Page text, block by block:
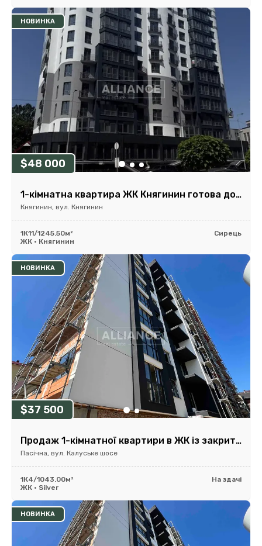
НОВИНКА
$48 000
1-кімнатна квартира ЖК Княгинин готова до ремонту
Княгинин, вул. Княгинин
1К11/1245.50м²
Сирець
ЖК • Княгинин
НОВИНКА
$37 500
Продаж 1-кімнатної квартири в ЖК із закритою територією
Пасічна, вул. Калуське шосе
1К4/1043.00м²
На здачі
ЖК • Silver
НОВИНКА